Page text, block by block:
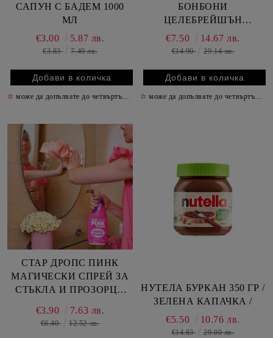
САПУН С БАДЕМ 1000
МЛ
€3.00
5.87 лв.
€3.83 7.49 лв.
✫ може да допълвате до четвъртък включително ✫
БОНБОНИ
ЦЕЛЕБРЕЙШЪН
ВЕЛИКДЕНСКА ТОРБА
350 ГР
€7.50 14.67 лв.
€14.90 29.14 лв.
✫ може да допълвате до четвъртък включително
СТАР ДРОПС ПИНК
МАГИЧЕСКИ СПРЕЙ ЗА
СТЬКЛА И ПРОЗОРЦИ
€3.90 7.63 лв.
€6.40 12.52 лв.
НУТЕЛА БУРКАН 350 ГР /
ЗЕЛЕНА КАПАЧКА /
€5.50
10.76 лв.
€14.83 29.00 лв.